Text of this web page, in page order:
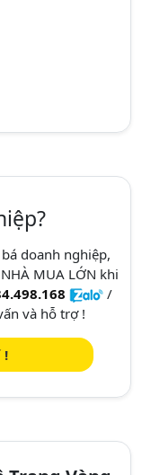
doanh nghiệp,
MUA LỚN khi
/
và hỗ trợ !
!